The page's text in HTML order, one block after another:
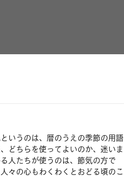
いうのは、暦のうえの季節の用語
どちらを使ってよいのか、迷いま
人たちが使うのは、節気の方で
々の心もわくわくとおどる頃のこ